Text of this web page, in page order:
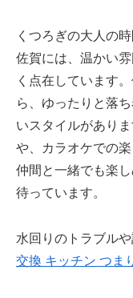
くつろぎの大人の
佐賀には、温かい
く点在しています
ら、ゆったりと落
いスタイルがあり
や、カラオケでの
仲間と一緒でも楽
待っています。
水回りのトラブル
交換 キッチン つま